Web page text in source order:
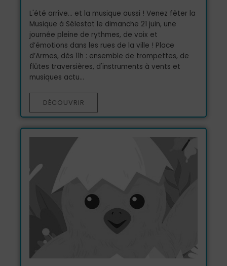
L'été arrive… et la musique aussi ! Venez fêter la
Musique à Sélestat le dimanche 21 juin, une
journée pleine de rythmes, de voix et
d’émotions dans les rues de la ville ! Place
d’Armes, dès 11h : ensemble de trompettes, de
flûtes traversières, d'instruments à vents et
musiques actu...
DÉCOUVRIR